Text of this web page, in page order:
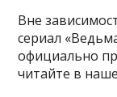
Вне
сериал
официально
читайте в